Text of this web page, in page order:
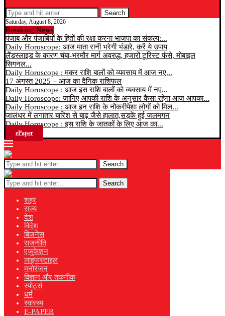
Search
Saturday, August 8, 2026
Breaking News
पंजाब और पंजाबियों के हितों की रक्षा करना भाजपा का संकल्प:...
Daily Horoscope: आज माता रानी भरेगी भंडारे, करें ये उपाय
लैंडस्लाइड के कारण चंबा-भरमौर मार्ग अवरुद्ध, हजारों टूरिस्ट फंसे, मोबाइल
सिगनल...
Daily Horoscope : मकर राशि बालों को व्यवसाय में आज नए...
17 अगस्त 2025 – आज का दैनिक राशिफल
Daily Horoscope : आज इस राशि बालों को व्यवसाय में नए...
Daily Horoscope: जानिए आपकी राशि के अनुसार कैसा रहेगा आज आपका...
Daily Horoscope : आज इन राशि के नौकरीपेशा लोगों को मिल...
जालंधर में लगातार बारिश से बाढ़ जैसे हालात,सड़कें हुई जलमगन
Daily Horoscope : इस राशि के जातकों के लिए आज का...
ePaper
Search
Search
शहर
राज्य
देश
विदेश
बिजनेस
राजनीति
एजुकेशन
लाइफस्टाइल
मनोरंजन
विज्ञान और तकनीक
स्पोर्ट्स
धर्म
स्वास्थ्य
E-PAPER